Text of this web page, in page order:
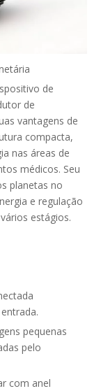
de
de
vantagens de
compacta,
nas áreas de
médicos. Seu
planetas no
e regulação
estágios.
pequenas
pelo
com anel